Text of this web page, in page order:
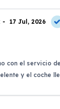
- 17 Jul, 2026
con el servicio
y el coche